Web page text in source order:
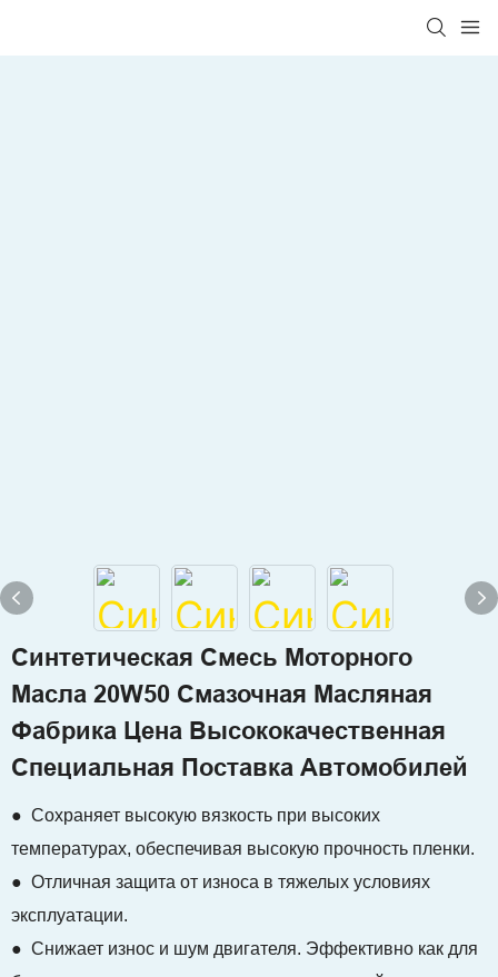
Синтетическая Смесь Моторного
Масла 20W50 Смазочная Масляная
Фабрика Цена Высококачественная
Специальная Поставка Автомобилей
● Сохраняет высокую вязкость при высоких
температурах, обеспечивая высокую прочность пленки.
● Отличная защита от износа в тяжелых условиях
эксплуатации.
● Снижает износ и шум двигателя. Эффективно как для